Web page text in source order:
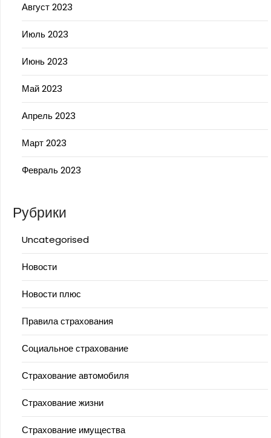
Август 2023
Июль 2023
Июнь 2023
Май 2023
Апрель 2023
Март 2023
Февраль 2023
Рубрики
Uncategorised
Новости
Новости плюс
Правила страхования
Социальное страхование
Страхование автомобиля
Страхование жизни
Страхование имущества